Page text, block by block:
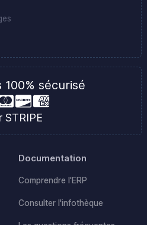
100% sécurisé
STRIPE
Documentation
Comprendre l'ERP
Consulter l'infothèque